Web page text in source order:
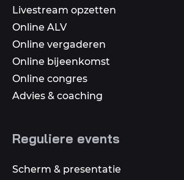
Livestream opzetten
Online ALV
Online vergaderen
Online bijeenkomst
Online congres
Advies & coaching
Reguliere events
Scherm & presentatie